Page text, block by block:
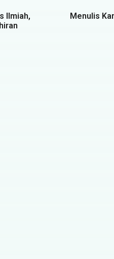
Ilmiah,
Menulis